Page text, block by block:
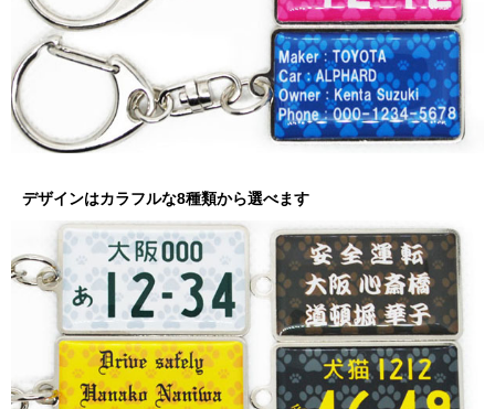
デザインはカラフルな8種類から選べます